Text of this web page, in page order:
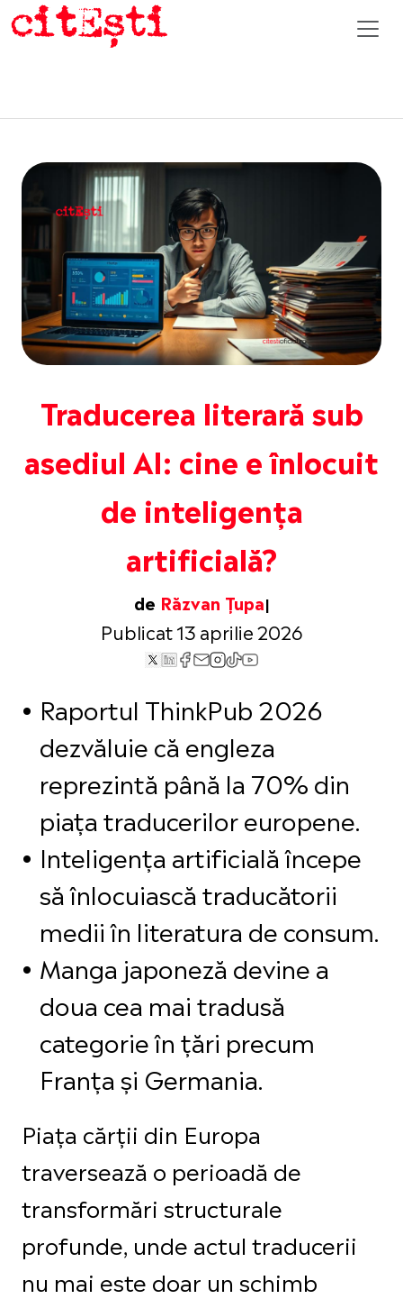
Traducerea literară sub
asediul AI: cine e înlocuit
de inteligența
artificială?
de Răzvan Țupa
Publicat 13 aprilie 2026
Raportul ThinkPub 2026
dezvăluie că engleza
reprezintă până la 70% din
piața traducerilor europene.
Inteligența artificială începe
să înlocuiască traducătorii
medii în literatura de consum.
Manga japoneză devine a
doua cea mai tradusă
categorie în țări precum
Franța și Germania.
Piața cărții din Europa
traversează o perioadă de
transformări structurale
profunde, unde actul traducerii
nu mai este doar un schimb